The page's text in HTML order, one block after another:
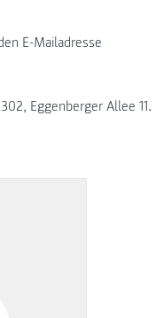
E-Mailadresse
Eggenberger Allee 11.